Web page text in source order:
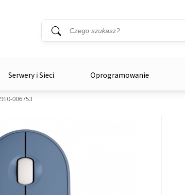
Wyszukiwarka
Słowo kluczowe
Serwery i Sieci Oprogramowanie
910-006753